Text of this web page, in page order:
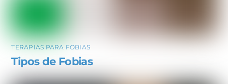
TERAPIAS PARA FOBIAS
Tipos de Fobias